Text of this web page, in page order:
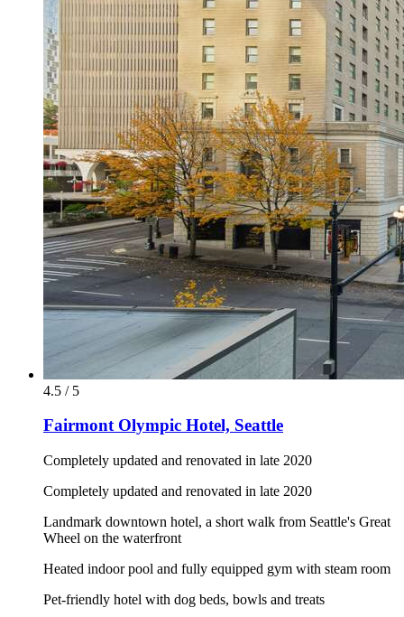
4.5 / 5
Fairmont Olympic Hotel, Seattle
Completely updated and renovated in late 2020
Completely updated and renovated in late 2020
Landmark downtown hotel, a short walk from Seattle's Great
Wheel on the waterfront
Heated indoor pool and fully equipped gym with steam room
Pet-friendly hotel with dog beds, bowls and treats